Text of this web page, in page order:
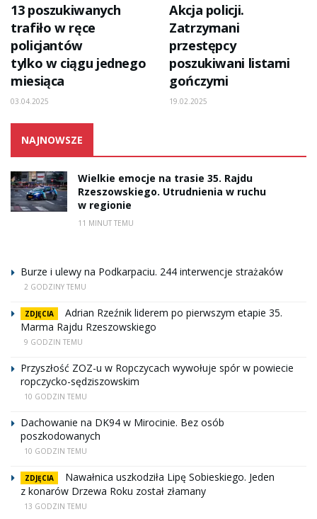
13 poszukiwanych
trafiło w ręce
policjantów
tylko w ciągu jednego
miesiąca
03.04.2025
Akcja policji.
Zatrzymani
przestępcy
poszukiwani listami
gończymi
19.02.2025
NAJNOWSZE
Wielkie emocje na trasie 35. Rajdu
Rzeszowskiego. Utrudnienia w ruchu
w regionie
11 MINUT TEMU
Burze i ulewy na Podkarpaciu. 244 interwencje strażaków
2 GODZINY TEMU
ZDJĘCIA
Adrian Rzeźnik liderem po pierwszym etapie 35.
Marma Rajdu Rzeszowskiego
9 GODZIN TEMU
Przyszłość ZOZ-u w Ropczycach wywołuje spór w powiecie
ropczycko-sędziszowskim
10 GODZIN TEMU
Dachowanie na DK94 w Mirocinie. Bez osób
poszkodowanych
10 GODZIN TEMU
ZDJĘCIA
Nawałnica uszkodziła Lipę Sobieskiego. Jeden
z konarów Drzewa Roku został złamany
13 GODZIN TEMU